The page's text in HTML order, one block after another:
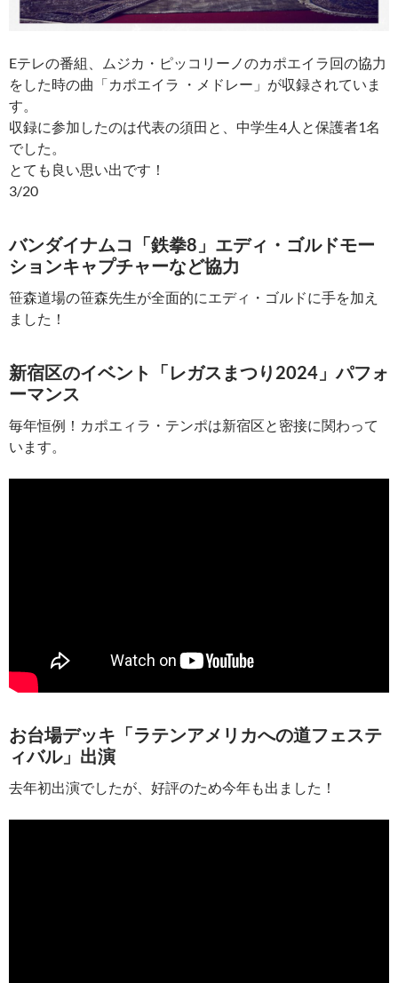
Eテレの番組、ムジカ・ピッコリーノのカポエイラ回の協力
をした時の曲「カポエイラ ・メドレー」が収録されていま
す。
収録に参加したのは代表の須田と、中学生4人と保護者1名
でした。
とても良い思い出です！
3/20
バンダイナムコ「鉄拳8」エディ・ゴルドモー
ションキャプチャーなど協力
笹森道場の笹森先生が全面的にエディ・ゴルドに手を加え
ました！
新宿区のイベント「レガスまつり2024」パフォ
ーマンス
毎年恒例！カポエィラ・テンポは新宿区と密接に関わって
います。
お台場デッキ「ラテンアメリカへの道フェステ
ィバル」出演
去年初出演でしたが、好評のため今年も出ました！